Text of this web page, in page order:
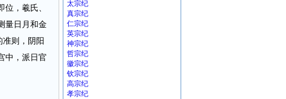
，羲氏、
量日月和金
准则，阴阳
中，派日官
太宗纪
真宗纪
仁宗纪
英宗纪
神宗纪
哲宗纪
徽宗纪
钦宗纪
高宗纪
孝宗纪